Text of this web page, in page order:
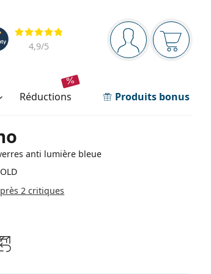
Barre de navigation
Vous êtesVotre
4,9/5
réductions Produits bonus
anti lumière bleue
2 critiques